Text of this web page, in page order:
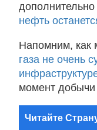
нефть
Напомним, как
газа не очень
момент добычи
Читайте